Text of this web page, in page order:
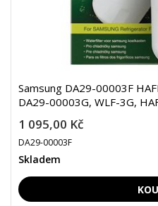
Samsung DA29-00003F
DA29-00003G, WLF-3G,
1 095,00 Kč
DA29-00003F
Skladem